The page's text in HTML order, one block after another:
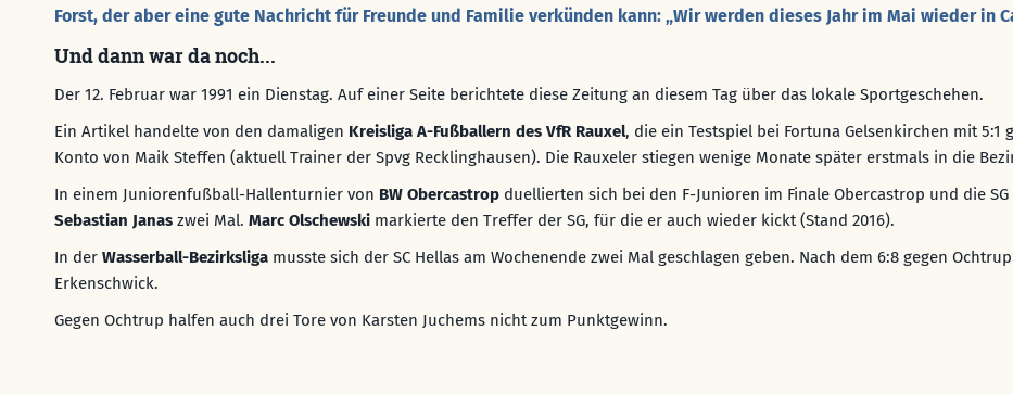
Forst, der aber eine gute Nachricht für Freunde und Familie verkünden kann: „Wir werden dieses Jahr im Mai wieder in
Und dann war da noch...
Der 12. Februar war 1991 ein Dienstag. Auf einer Seite berichtete diese Zeitung an diesem Tag über das lokale Sportgeschehen.
Ein Artikel handelte von den damaligen Kreisliga A-Fußballern des VfR Rauxel, die ein Testspiel bei Fortuna Gelsenkirchen mit
Konto von Maik Steffen (aktuell Trainer der Spvg Recklinghausen). Die Rauxeler stiegen wenige Monate später erstmals in die
In einem Juniorenfußball-Hallenturnier von BW Obercastrop duellierten sich bei den F-Junioren im Finale Obercastrop und die
Sebastian Janas zwei Mal. Marc Olschewski markierte den Treffer der SG, für die er auch wieder kickt (Stand 2016).
In der Wasserball-Bezirksliga musste sich der SC Hellas am Wochenende zwei Mal geschlagen geben. Nach dem 6:8 gegen
Erkenschwick.
Gegen Ochtrup halfen auch drei Tore von Karsten Juchems nicht zum Punktgewinn.